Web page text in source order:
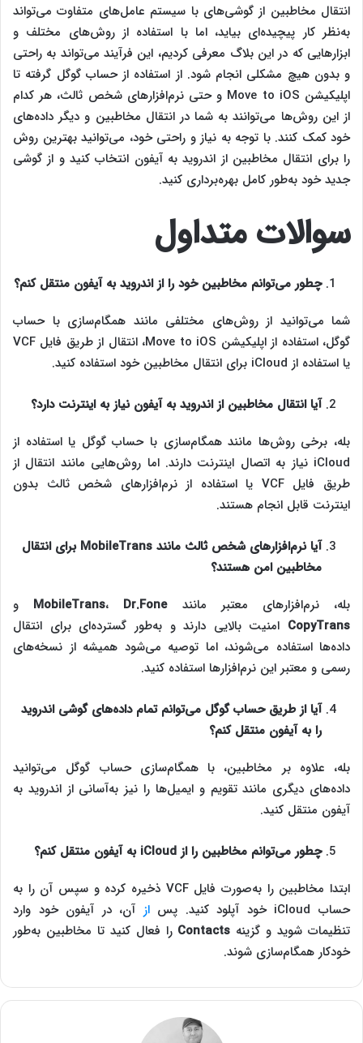
انتقال مخاطبین از گوشی‌های با سیستم عامل‌های متفاوت می‌تواند
به‌نظر کار پیچیده‌ای بیاید، اما با استفاده از روش‌های مختلف و
ابزارهایی که در این بلاگ معرفی کردیم، این فرآیند می‌تواند به راحتی
و بدون هیچ مشکلی انجام شود. از استفاده از حساب گوگل گرفته تا
اپلیکیشن Move to iOS و حتی نرم‌افزارهای شخص ثالث، هر کدام
از این روش‌ها می‌توانند به شما در انتقال مخاطبین و دیگر داده‌های
خود کمک کنند. با توجه به نیاز و راحتی خود، می‌توانید بهترین روش
را برای انتقال مخاطبین از اندروید به آیفون انتخاب کنید و از گوشی
جدید خود به‌طور کامل بهره‌برداری کنید.
سوالات متداول
چطور می‌توانم مخاطبین خود را از اندروید به آیفون منتقل کنم؟
شما می‌توانید از روش‌های مختلفی مانند همگام‌سازی با حساب
گوگل، استفاده از اپلیکیشن Move to iOS، انتقال از طریق فایل VCF
یا استفاده از iCloud برای انتقال مخاطبین خود استفاده کنید.
آیا انتقال مخاطبین از اندروید به آیفون نیاز به اینترنت دارد؟
بله، برخی روش‌ها مانند همگام‌سازی با حساب گوگل یا استفاده از
iCloud نیاز به اتصال اینترنت دارند. اما روش‌هایی مانند انتقال از
طریق فایل VCF یا استفاده از نرم‌افزارهای شخص ثالث بدون
اینترنت قابل انجام هستند.
آیا نرم‌افزارهای شخص ثالث مانند
برای انتقال
مخاطبین امن هستند؟
بله، نرم‌افزارهای معتبر مانند
MobileTrans، Dr.Fone
و
CopyTrans امنیت بالایی دارند و به‌طور گسترده‌ای برای انتقال
داده‌ها استفاده می‌شوند، اما توصیه می‌شود همیشه از نسخه‌های
رسمی و معتبر این نرم‌افزارها استفاده کنید.
آیا از طریق حساب گوگل می‌توانم تمام داده‌های گوشی اندروید
را به آیفون منتقل کنم؟
بله، علاوه بر مخاطبین، با همگام‌سازی حساب گوگل می‌توانید
داده‌های دیگری مانند تقویم و ایمیل‌ها را نیز به‌آسانی از اندروید به
آیفون منتقل کنید.
چطور می‌توانم مخاطبین را ازiCloud
به آیفون منتقل کنم؟
ابتدا مخاطبین را به‌صورت فایل VCF ذخیره کرده و سپس آن را به
حساب iCloud خود آپلود کنید. پس
از آن، در آیفون خود وارد
تنظیمات شوید و گزینه Contacts را فعال کنید تا مخاطبین به‌طور
خودکار همگام‌سازی شوند.